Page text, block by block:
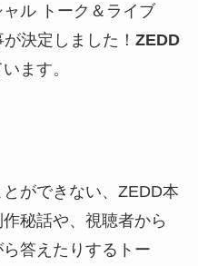
ャル トーク＆ライブ
決定しました！ ZEDD
ます。
ができない、ZEDD本
秘話や、視聴者から
答えたりするトー